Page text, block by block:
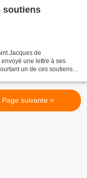
soutiens
Jacques de
une lettre à ses
un de ces soutiens.
Page suivante >